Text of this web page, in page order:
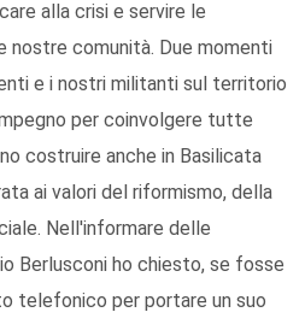
alla crisi e servire le
comunità. Due momenti
e i nostri militanti sul territorio
per coinvolgere tutte
costruire anche in Basilicata
ai valori del riformismo, della
Nell'informare delle
Berlusconi ho chiesto, se fosse
telefonico per portare un suo